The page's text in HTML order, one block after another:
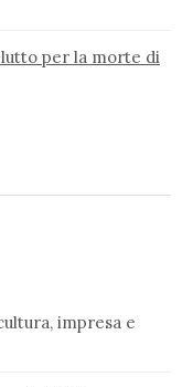
lutto per la morte di
impresa e